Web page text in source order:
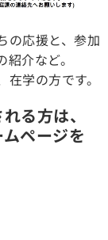
の応援と、参加
介など。
学の方です。
る方は、
ページを